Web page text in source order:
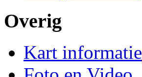
Overig
Kart informatie